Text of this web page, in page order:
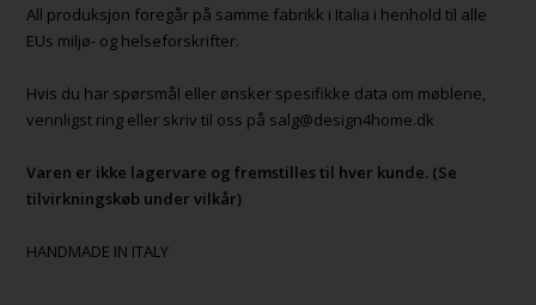
All produksjon foregår på samme fabrikk i Italia i henhold til alle
EUs miljø- og helseforskrifter.
Hvis du har spørsmål eller ønsker spesifikke data om møblene,
vennligst ring eller skriv til oss på salg@design4home.dk
Varen er ikke lagervare og fremstilles til hver kunde. (Se
tilvirkningskøb under vilkår)
HANDMADE IN ITALY